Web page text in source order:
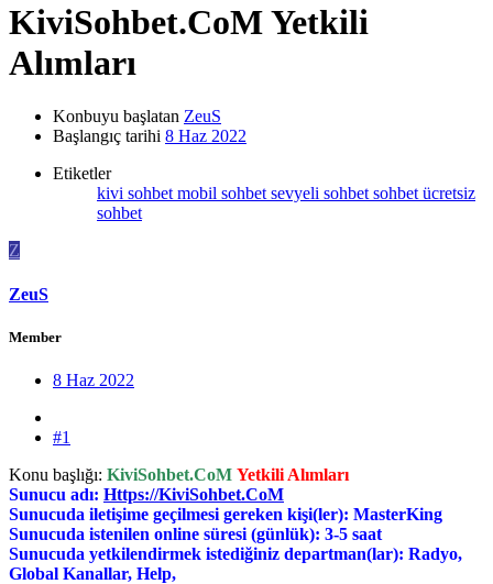
KiviSohbet.CoM Yetkili
Alımları
Konbuyu başlatan ZeuS
Başlangıç tarihi 8 Haz 2022
Etiketler
kivi sohbet mobil sohbet sevyeli sohbet sohbet ücretsiz
sohbet
Z
ZeuS
Member
8 Haz 2022
#1
Konu başlığı: KiviSohbet.CoM Yetkili Alımları
Sunucu adı: Https://KiviSohbet.CoM
Sunucuda iletişime geçilmesi gereken kişi(ler): MasterKing
Sunucuda istenilen online süresi (günlük): 3-5 saat
Sunucuda yetkilendirmek istediğiniz departman(lar): Radyo,
Global Kanallar, Help,